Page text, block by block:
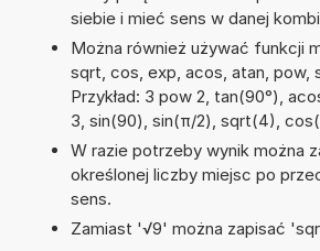
siebie i mieć sens w danej
Można również używać funkcji
sqrt, cos, exp, acos, atan, pow,
Przykład: 3 pow 2, tan(90°),
3, sin(90), sin(π/2), sqrt(4),
W razie potrzeby wynik można
określonej liczby miejsc po
sens.
Zamiast '√9' można zapisać